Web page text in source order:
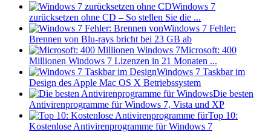
Windows 7
zurücksetzen ohne CD – So stellen Sie die ...
Windows 7 Fehler:
Brennen von Blu-rays bricht bei 23 GB ab
Microsoft: 400
Millionen Windows 7 Lizenzen in 21 Monaten ...
Windows 7 Taskbar im
Design des Apple Mac OS X Betriebssystem
Die besten
Antivirenprogramme für Windows 7, Vista und XP
Top 10:
Kostenlose Antivirenprogramme für Windows 7